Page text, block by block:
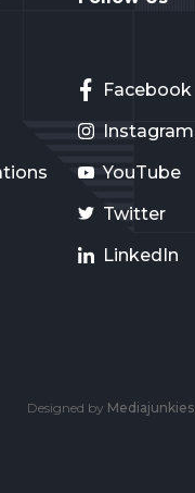
Facebook
Instagram
YouTube
Twitter
LinkedIn
Designed by Mediajunkies